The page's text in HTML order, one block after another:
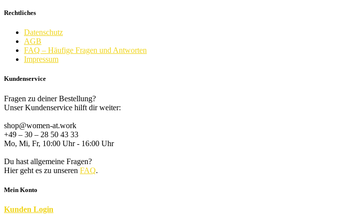
Rechtliches
Datenschutz
AGB
FAQ – Häufige Fragen und Antworten
Impressum
Kundenservice
Fragen zu deiner Bestellung?
Unser Kundenservice hilft dir weiter:
shop@women-at.work
+49 – 30 – 28 50 43 33
Mo, Mi, Fr, 10:00 Uhr - 16:00 Uhr
Du hast allgemeine Fragen?
Hier geht es zu unseren FAQ.
Mein Konto
Kunden Login